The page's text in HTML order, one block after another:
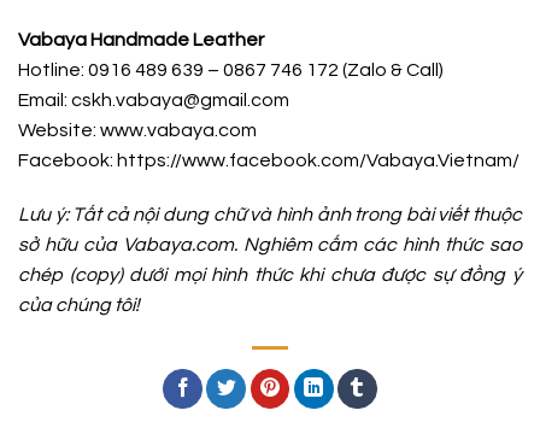
Vabaya Handmade Leather
Hotline: 0916 489 639 – 0867 746 172 (Zalo & Call)
Email: cskh.vabaya@gmail.com
Website: www.vabaya.com
Facebook: https://www.facebook.com/Vabaya.Vietnam/
Lưu ý: Tất cả nội dung chữ và hình ảnh trong bài viết thuộc
sở hữu của Vabaya.com. Nghiêm cấm các hình thức sao
chép (copy) dưới mọi hình thức khi chưa được sự đồng ý
của chúng tôi!